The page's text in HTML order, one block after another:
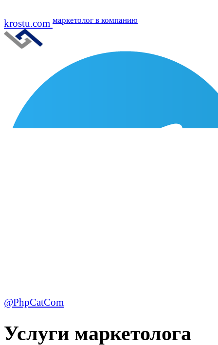
krostu.com маркетолог в компанию
@PhpCatCom
Услуги маркетолога